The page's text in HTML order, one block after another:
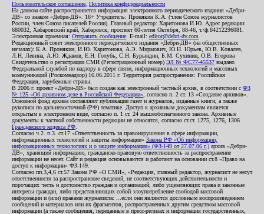
Пользовательское соглашение Политика конфиденциальности
На данном сайте распространяется информация электронного периодического издания «Дебри-
ДВ» со знаком «Дебри-ДВ». 16+ Учредитель: Пронякин К.А. (член Союза журналистов
России, член Союза писателей России). Главный редактор: Харитонова И.Ю. Адрес редакции:
680032, Хабаровский край, Хабаровск, проспект 60-летия Октября, 88-46, т./ф.84212296081.
Электронная приемная: Отправить сообщение . E-mail: editor@debri-dv.com
Редакционный совет электронного периодического издания «Дебри-ДВ» (на общественных
началах): К.А. Пронякин, И.Ю. Харитонова, А.Э. Мирмович, Ю.Н. Юрьев, Ю.В. Ковалев,
Л.Н. Левина, А.Ю. Жданов, Е.Н. Голубь, С.Н. Бурындин, Б.М. Сухинин, О.В. Егорова
Свидетельство о регистрации СМИ (Регистрационный номер) ЭЛ № ФС77-45537 выдано
Федеральной службой по надзору в сфере связи, информационных технологий и массовых
коммуникаций (Роскомнадзор) 16.06.2011 г. Территория распространения: Российская
Федерация, зарубежные страны.
В 2006 г. проект «Дебри-ДВ» был создан как электронный частный архив, в соответствии с ФЗ
№ 125 «Об архивном деле в Российской Федерации» , согласно п. 2 ст. 13 «Создание архивов».
Основной фонд архива составляют публикации газет и журналов, изданные книги, а также
рукописи по дальневосточной (РФ) тематике. Доступ к архивным документам является
открытым в электронном виде, согласно п. 1 ст. 24 вышеобозначенного закона. Архивные
документы к частной собственности редакции не относятся, согласно ст.ст. 1275, 1276, 1306
Гражданского кодекса РФ
Согласно ч.2. п.3. ст.17 «Ответственность за правонарушения в сфере информации,
информационных технологий и защиты информации» Закона РФ «Об информации,
информационных технологиях и о защите информации» (ФЗ-149 от 27.07.06 г.) архив «Дебри-
ДВ», хранящий информацию, гражданско-правовую ответственность за распространение
информации не несет. Сайт и редакция основываются и работают на основании ст.8 «Право на
доступ к информации» ФЗ-149.
Согласно пп.3,4,6 ст.57 Закона РФ «О СМИ», «Редакция, главный редактор, журналист не несут
ответственности за распространение сведений, не соответствующих действительности и
порочащих честь и достоинство граждан и организаций, либо ущемляющих права и законные
интересы граждан, либо представляющих собой злоупотребление свободой массовой
информации и (или) правами журналиста: ...если они являются дословным воспроизведением
сообщений и материалов или их фрагментов, распространенных другим средством массовой
информации (а также сообщения, переданные в пресс-релизах и информация государственных,